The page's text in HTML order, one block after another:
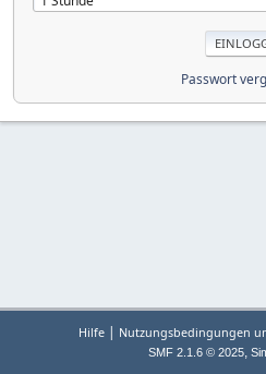
Passwort
Hilfe | Nutzungsbedingungen
SMF 2.1.6 © 2025,